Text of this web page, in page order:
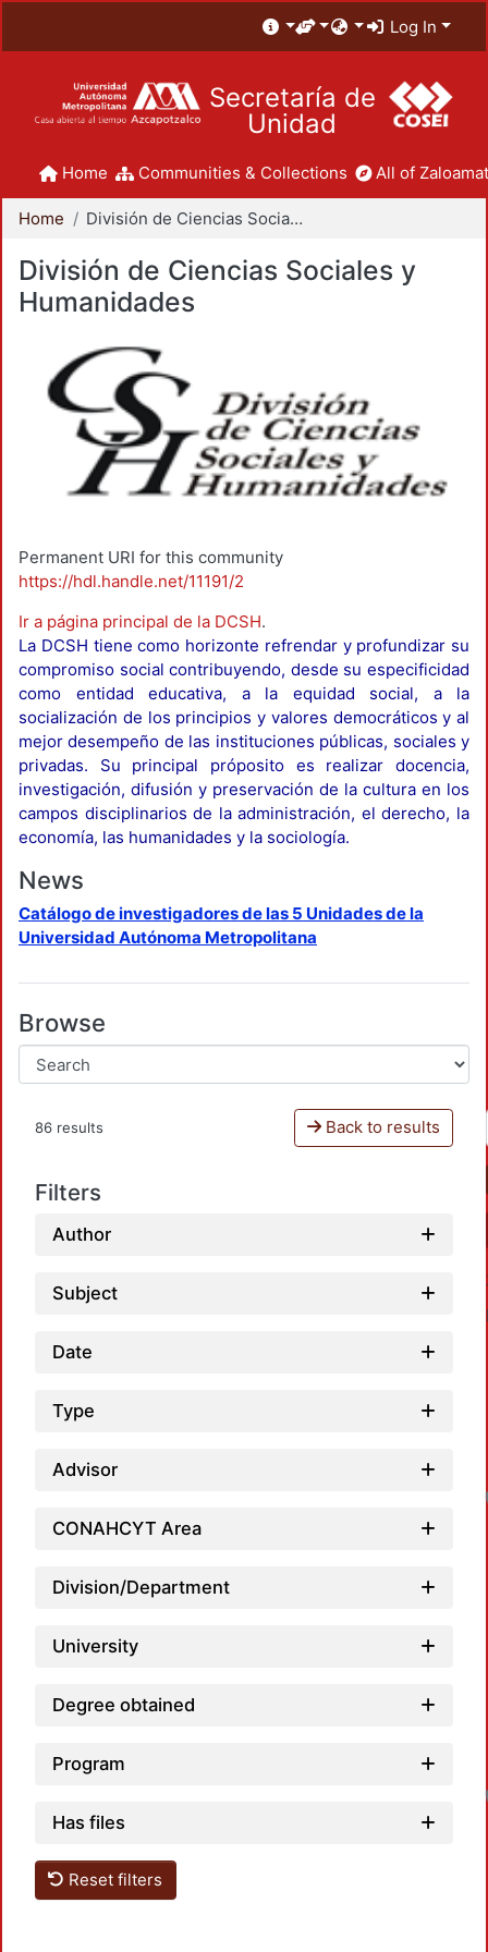
Log In
Secretaría de
Unidad
Home Communities & Collections All of
Home División de Ciencias Sociales y Humanidades
División de Ciencias Sociales y
Humanidades
Permanent URI for this community
https://hdl.handle.net/11191/2
Ir a página principal de la DCSH.
La DCSH tiene como horizonte refrendar y profundizar su
compromiso social contribuyendo, desde su especificidad
como entidad educativa, a la equidad social, a la
socialización de los principios y valores democráticos y al
mejor desempeño de las instituciones públicas, sociales y
privadas. Su principal próposito es realizar docencia,
investigación, difusión y preservación de la cultura en los
campos disciplinarios de la administración, el derecho, la
economía, las humanidades y la sociología.
News
Catálogo de investigadores de las 5 Unidades de la
Universidad Autónoma Metropolitana
Browse
86 results Back to results
Filters
Author
Subject
Date
Type
Advisor
CONAHCYT Area
Division/Department
University
Degree obtained
Program
Has files
Reset filters